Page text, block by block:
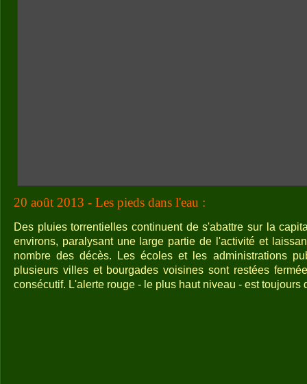
20 août 2013 - Les pieds dans l'eau :
Des pluies torrentielles continuent de s'abattre sur la
environs, paralysant une large partie de l'activité et
nombre des décès. Les écoles et les administrations
plusieurs villes et bourgades voisines sont restées
consécutif. L'alerte rouge - le plus haut niveau - est toujours